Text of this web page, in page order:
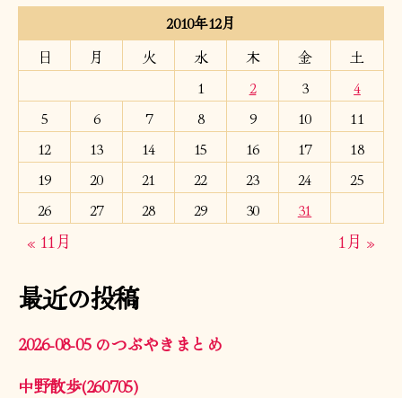
2010年12月
日
月 火 水 木 金
土
1
2 3
4
5
6 7 8 9 10
11
12
13 14 15 16 17
18
19
20 21 22 23 24
25
26
27 28 29 30 31
« 11月 1月 »
最近の投稿
2026-08-05 のつぶやきまとめ
中野散歩(260705)